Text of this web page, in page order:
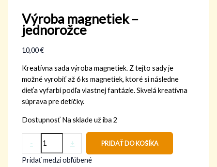
Výroba magnetiek –
jednorožce
10,00€
Kreatívna sada výroba magnetiek. Z tejto sady je
možné vyrobiť až 6 ks magnetiek, ktoré si následne
dieťa vyfarbí podľa vlastnej fantázie. Skvelá kreatívna
súprava pre detičky.
Dostupnosť Na sklade už iba 2
- + PRIDAŤ DO KOŠÍKA
Pridať medzi obľúbené